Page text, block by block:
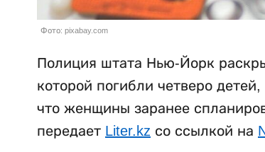
Фото: pixabay.com
Полиция штата Нью-Йорк
которой погибли четверо
что женщины заранее
передает Liter.kz со ссылкой на